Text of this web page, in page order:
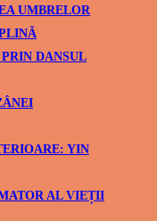
UMBRELOR
DANSUL
YIN
AL VIEȚII